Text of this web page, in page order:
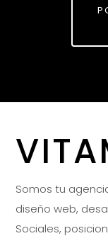
Somos tu
diseño web,
Sociales,